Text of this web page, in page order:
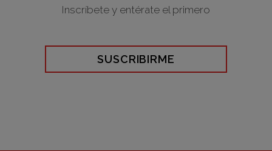
Inscríbete y entérate el primero
SUSCRIBIRME